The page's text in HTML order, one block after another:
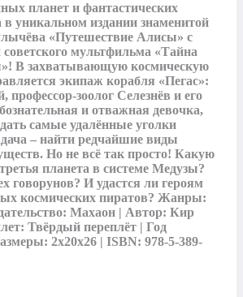
планет и фантастических
в уникальном издании знаменитой
«Путешествие Алисы» с
мультфильма «Тайна
В захватывающую космическую
экипаж корабля «Пегас»:
профессор-зоолог Селезнёв и его
и отважная девочка,
самые удалённые уголки
– найти редчайшие виды
Но не всё так просто! Какую
планета в системе Медузы?
говорунов? И удастся ли героям
космических пиратов? Жанры:
Махаон | Автор: Кир
Твёрдый переплёт | Год
2x20x26 | ISBN: 978-5-389-